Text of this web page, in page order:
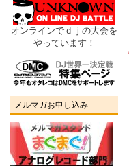
オンラインでｄｊの大会を
やっています！
メルマガお申し込み